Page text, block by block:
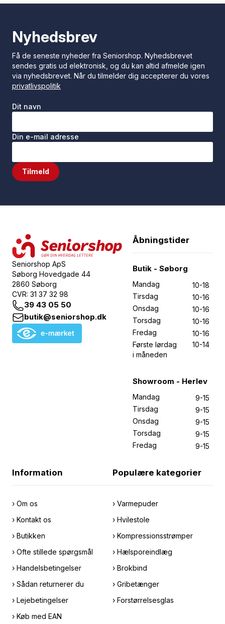
Nyhedsbrev
Få de seneste nyheder fra Seniorshop. Nyhedsbrevet
sendes gratis ud elektronisk, og du kan altid afmelde igen
via nyhedsbrevet. Når du tilmelder dig accepterer du vores
privatlivspolitik
Dit navn
Din e-mail adresse
Tilmeld
Seniorshop ApS
Søborg Hovedgade 44
2860 Søborg
CVR: 31 37 32 98
39 43 05 50
butik@seniorshop.dk
Åbningstider
Butik - Søborg
Mandag
10-18
Tirsdag
10-16
Onsdag
10-16
Torsdag
10-16
Fredag
10-16
Første lørdag
i måneden
10-14
Showroom - Herlev
Mandag
9-15
Tirsdag
9-15
Onsdag
9-15
Torsdag
9-15
Fredag
9-15
Information
› Om os
› Kontakt os
› Butikken
› Ofte stillede spørgsmål
› Handelsbetingelser
› Sådan returnerer du
› Lejebetingelser
› Køb med EAN
Populære kategorier
› Varmepuder
› Hvilestole
› Kompressionsstrømper
› Hælsporeindlæg
› Brokbind
› Gribetænger
› Forstørrelsesglas